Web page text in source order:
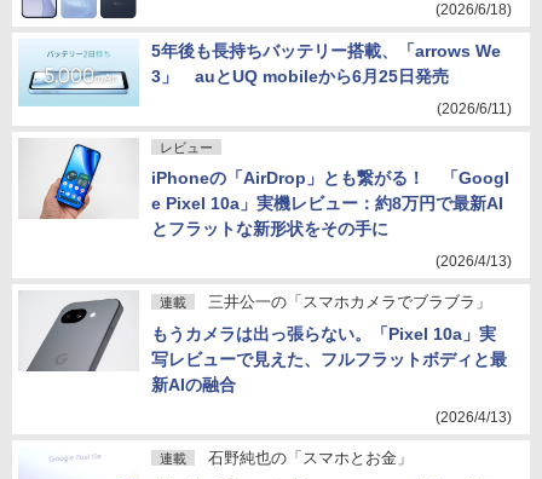
(2026/6/18)
5年後も長持ちバッテリー搭載、「arrows We
3」 auとUQ mobileから6月25日発売
(2026/6/11)
レビュー
iPhoneの「AirDrop」とも繋がる！ 「Googl
e Pixel 10a」実機レビュー：約8万円で最新AI
とフラットな新形状をその手に
(2026/4/13)
連載 三井公一の「スマホカメラでブラブラ」
もうカメラは出っ張らない。「Pixel 10a」実
写レビューで見えた、フルフラットボディと最
新AIの融合
(2026/4/13)
連載 石野純也の「スマホとお金」